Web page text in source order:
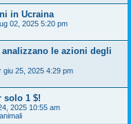
in Ucraina
02, 2025 5:20 pm
le azioni degli
giu 25, 2025 4:29 pm
solo 1 $!
2025 10:55 am